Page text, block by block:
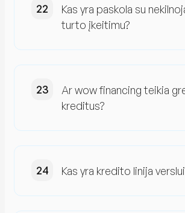
Kas yra paskola su
turto įkeitimu?
Ar wow financing teikia
kreditus?
Kas yra kredito linija